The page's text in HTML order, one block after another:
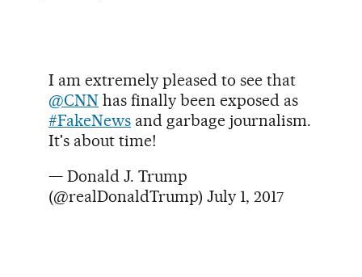
I am extremely pleased to see that
@CNN has finally been exposed as
#FakeNews and garbage journalism.
It's about time!
— Donald J. Trump
(@realDonaldTrump) July 1, 2017